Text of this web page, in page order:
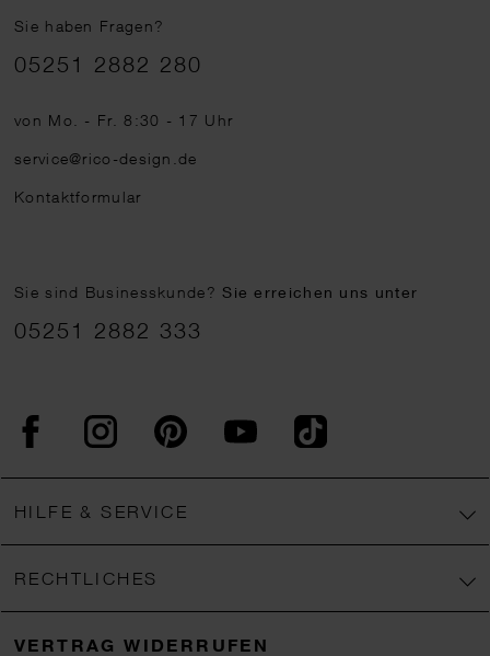
Sie haben Fragen?
Telefonnummer
05251 2882 280
von Mo. - Fr. 8:30 - 17 Uhr
service@rico-design.de
Kontaktformular
Sie sind Businesskunde?Sie erreichen uns unter
05251 2882 333
FacebookInstagram PinterestYouTubeTikTok
HILFE & SERVICE
RECHTLICHES
VERTRAG WIDERRUFEN